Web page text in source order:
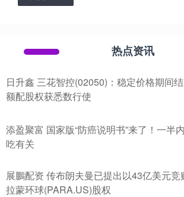
热点资讯
日升鑫 三花智控(02050)：稳定价格期间
额配股权获悉数行使
添盈聚富 国家版“防癌说明书”来了！一半
吃有关
展鵬配资 传布朗夫曼已提出以43亿美元竞
拉蒙环球(PARA.US)股权